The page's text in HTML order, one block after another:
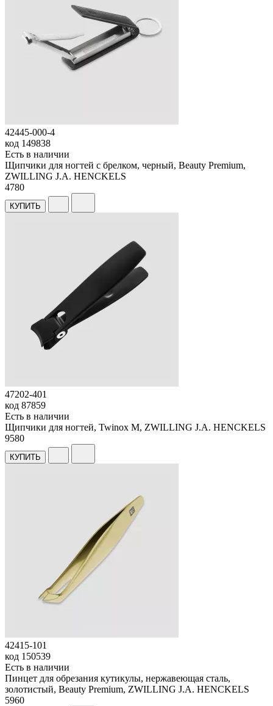
42445-000-4
код 149838
Есть в наличии
Щипчики для ногтей с брелком, черный, Beauty Premium,
ZWILLING J.A. HENCKELS
4780
КУПИТЬ
47202-401
код 87859
Есть в наличии
Щипчики для ногтей, Twinox M, ZWILLING J.A. HENCKELS
9580
КУПИТЬ
42415-101
код 150539
Есть в наличии
Пинцет для обрезания кутикулы, нержавеющая сталь,
золотистый, Beauty Premium, ZWILLING J.A. HENCKELS
5960